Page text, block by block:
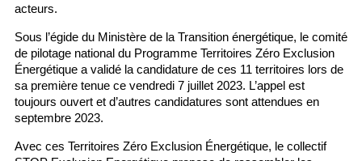
acteurs.
Sous l’égide du Ministère de la Transition énergétique, le comité
de pilotage national du Programme Territoires Zéro Exclusion
Énergétique a validé la candidature de ces 11 territoires lors de
sa première tenue ce vendredi 7 juillet 2023. L’appel est
toujours ouvert et d’autres candidatures sont attendues en
septembre 2023.
Avec ces Territoires Zéro Exclusion Énergétique, le collectif